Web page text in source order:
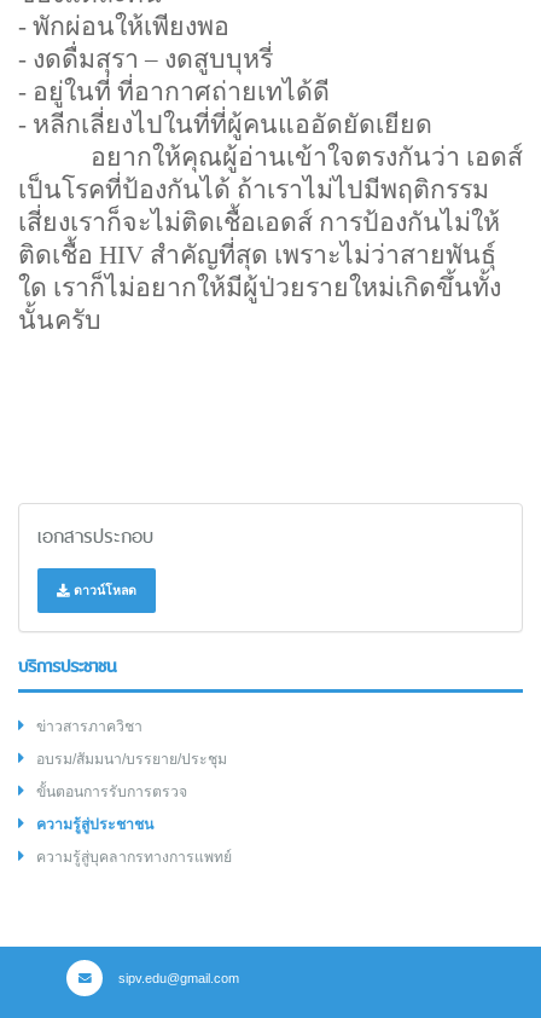
- พักผ่อนให้เพียงพอ
- งดดื่มสุรา – งดสูบบุหรี่
- อยู่ในที่ ที่อากาศถ่ายเทได้ดี
- หลีกเลี่ยงไปในที่ที่ผู้คนแออัดยัดเยียด
อยากให้คุณผู้อ่านเข้าใจตรงกันว่า เอดส์
เป็นโรคที่ป้องกันได้ ถ้าเราไม่ไปมีพฤติกรรม
เสี่ยงเราก็จะไม่ติดเชื้อเอดส์ การป้องกันไม่ให้
ติดเชื้อ HIV สำคัญที่สุด เพราะไม่ว่าสายพันธุ์
ใด เราก็ไม่อยากให้มีผู้ป่วยรายใหม่เกิดขึ้นทั้ง
นั้นครับ
เอกสารประกอบ
ดาวน์โหลด
บริการประชาชน
ข่าวสารภาควิชา
อบรม/สัมมนา/บรรยาย/ประชุม
ขั้นตอนการรับการตรวจ
ความรู้สู่ประชาชน
ความรู้สู่บุคลากรทางการแพทย์
sipv.edu@gmail.com